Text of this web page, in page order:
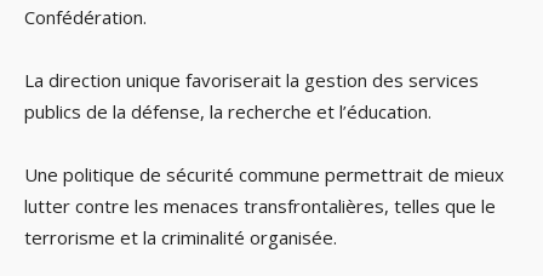
Confédération.
La direction unique favoriserait la gestion des services
publics de la défense, la recherche et l’éducation.
Une politique de sécurité commune permettrait de mieux
lutter contre les menaces transfrontalières, telles que le
terrorisme et la criminalité organisée.